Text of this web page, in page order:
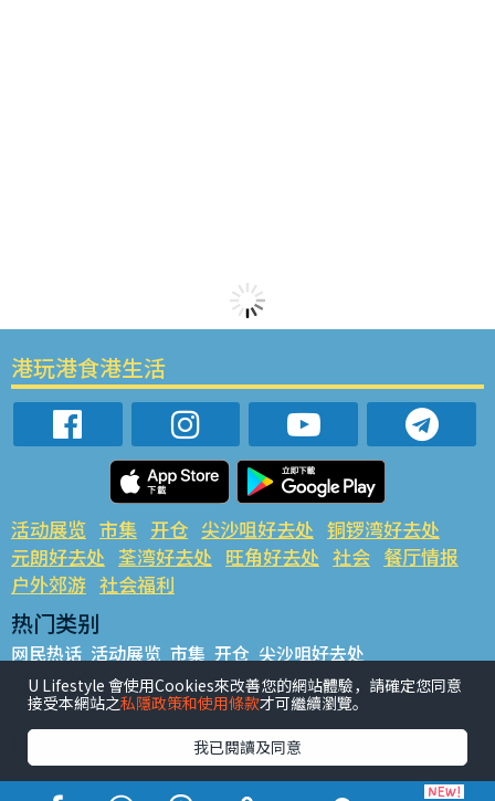
港玩港食港生活
活动展览 市集 开仓 尖沙咀好去处 铜锣湾好去处
元朗好去处 荃湾好去处 旺角好去处 社会 餐厅情报
户外郊游 社会福利
热门类别
网民热话 活动展览 市集 开仓 尖沙咀好去处
铜锣湾好去处 元朗好去处 荃湾好去处 旺角好去处 社会
餐厅情报 户外郊游
热门标签
#UGO揾好去处 #人气活动推介 #美食社群热话
U Lifestyle 會使用Cookies來改善您的網站體驗，請確定您同意
接受本網站之私隱政策和使用條款才可繼續瀏覽。
我已閱讀及同意